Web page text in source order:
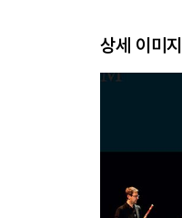
상세 이미지